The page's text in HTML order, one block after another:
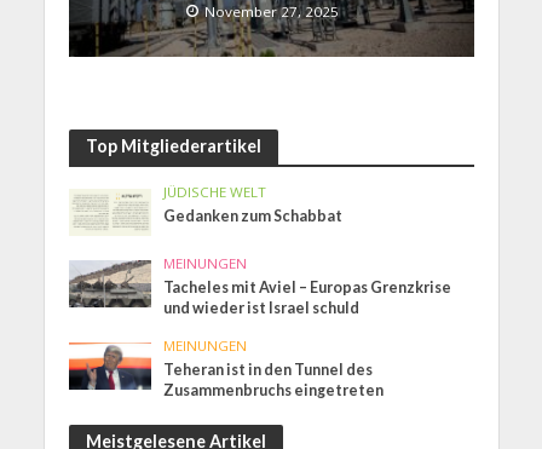
November 27, 2025
Top Mitgliederartikel
JÜDISCHE WELT
Gedanken zum Schabbat
MEINUNGEN
Tacheles mit Aviel – Europas Grenzkrise
und wieder ist Israel schuld
MEINUNGEN
Teheran ist in den Tunnel des
Zusammenbruchs eingetreten
Meistgelesene Artikel